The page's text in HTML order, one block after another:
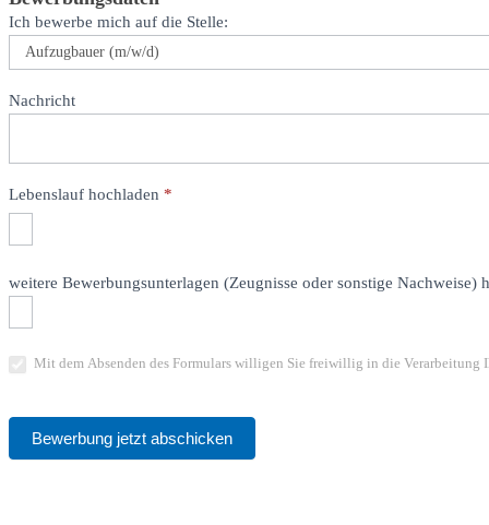
Ich bewerbe mich auf die Stelle:
Nachricht
Lebenslauf hochladen *
weitere Bewerbungsunterlagen (Zeugnisse oder sonstige Nachweise)
Mit dem Absenden des Formulars willigen Sie freiwillig in die Verarbeitung
Bewerbung jetzt abschicken